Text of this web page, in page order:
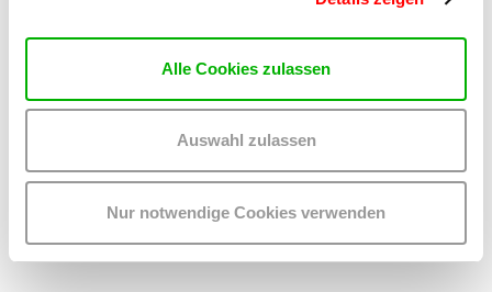
Alle Cookies zulassen
Auswahl zulassen
Nur notwendige Cookies verwenden
Aufgabenverteilung, gute Organisation und die
Twitter Facebook
teilen